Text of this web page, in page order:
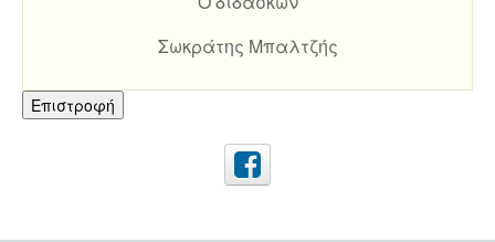
Σωκράτης Μπαλτζής
Επιστροφή